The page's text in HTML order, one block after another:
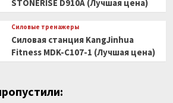
STONERISE D910A (Лучшая цена)
Силовые тренажеры
Силовая станция KangJinhua
Fitness MDK-C107-1 (Лучшая цена)